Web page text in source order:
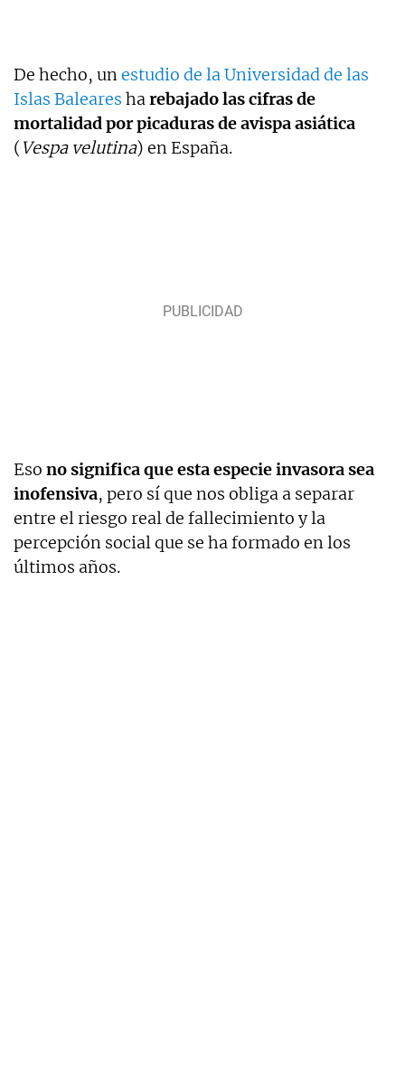
De hecho, unestudio de la Universidad de las
Islas Baleares harebajado las cifras de
mortalidad por picaduras de avispa asiática
( Vespa velutina) en España.
Eso no significa que esta especie invasora sea
inofensiva, pero sí que nos obliga a separar
entre el riesgo real de fallecimiento y la
percepción social que se ha formado en los
últimos años.